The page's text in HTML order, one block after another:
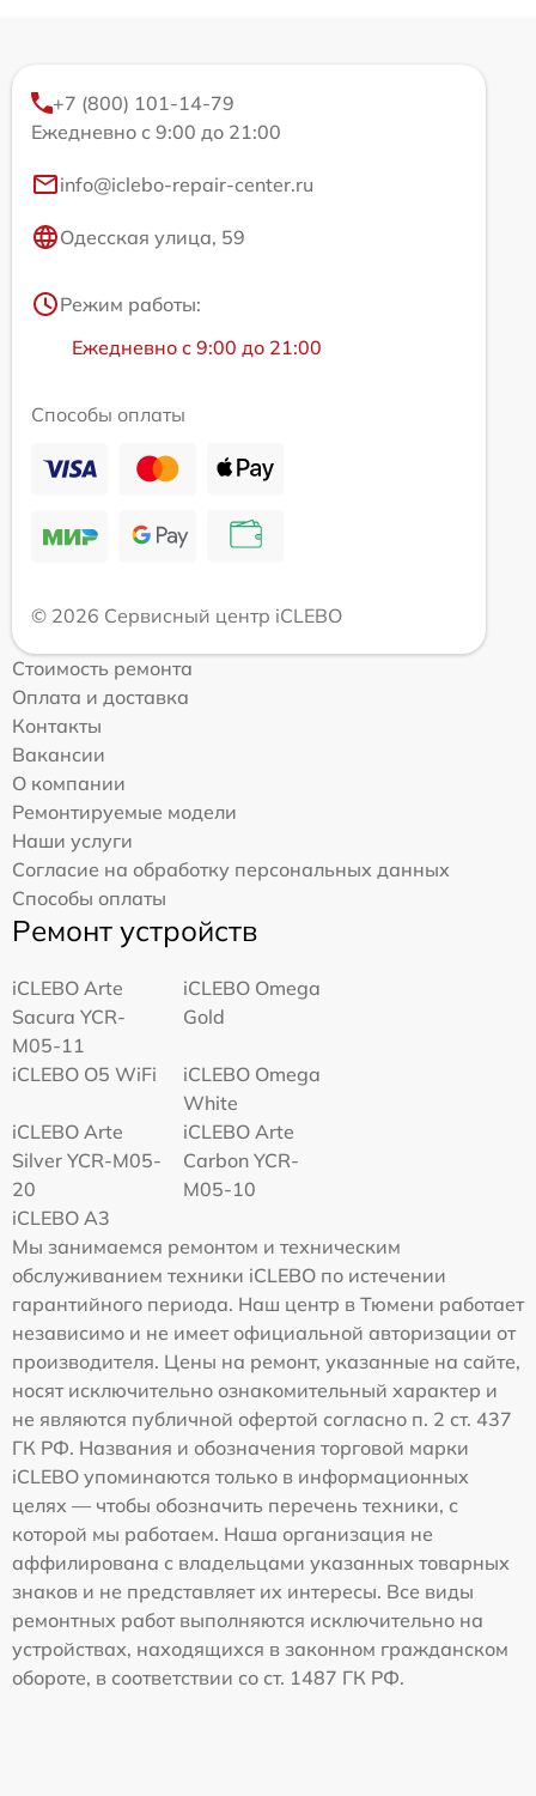
+7 (800) 101-14-79
Ежедневно с 9:00 до 21:00
info@iclebo-repair-center.ru
Одесская улица, 59
Режим работы:
Ежедневно с 9:00 до 21:00
Способы оплаты
© 2026 Сервисный центр iCLEBO
Стоимость ремонта
Оплата и доставка
Контакты
Вакансии
О компании
Ремонтируемые модели
Наши услуги
Согласие на обработку персональных данных
Способы оплаты
Ремонт устройств
iCLEBO Arte
Sacura YCR-
M05-11
iCLEBO Omega
Gold
iCLEBO O5 WiFi
iCLEBO Omega
White
iCLEBO Arte
Silver YCR-M05-
20
iCLEBO Arte
Carbon YCR-
M05-10
iCLEBO A3
Мы занимаемся ремонтом и техническим
обслуживанием техники iCLEBO по истечении
гарантийного периода. Наш центр в Тюмени работает
независимо и не имеет официальной авторизации от
производителя. Цены на ремонт, указанные на сайте,
носят исключительно ознакомительный характер и
не являются публичной офертой согласно п. 2 ст. 437
ГК РФ. Названия и обозначения торговой марки
iCLEBO упоминаются только в информационных
целях — чтобы обозначить перечень техники, с
которой мы работаем. Наша организация не
аффилирована с владельцами указанных товарных
знаков и не представляет их интересы. Все виды
ремонтных работ выполняются исключительно на
устройствах, находящихся в законном гражданском
обороте, в соответствии со ст. 1487 ГК РФ.